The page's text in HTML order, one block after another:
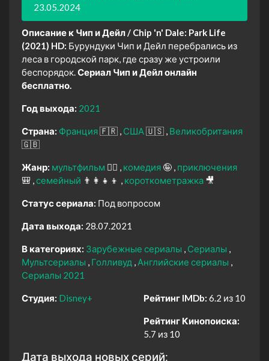
23.05.2024
Описание к Чип и Дейл / Chip 'n' Dale: Park Life
(2021) HD: Бурундуки Чип и Дейл перебрались из
леса в городской парк, где сразу же устроили
беспорядок.Сериал Чип и Дейл онлайн
бесплатно.
Год выхода: 2021
Страна: Франция🇫🇷 США🇺🇸 Великобритания
🇬🇧
Жанр: мультфильм 🧚‍♀️ комедия 🤪 приключения
🎒
семейный 👨‍👩‍👧‍👦 короткометражка 🎥
Статус сериала: Под вопросом
Дата выхода: 28.07.2021
В категориях: Зарубежные сериалы
Сериалы
Мультсериалы
Голливуд
Английские сериалы
Сериалы 2021
Студия: Disney+ Рейтинг IMDb: 6.2 из 10
Рейтинг Кинопоиска:
5.7 из 10
Дата выхода новых серий: